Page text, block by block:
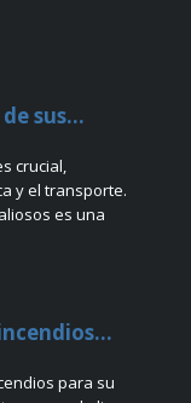
sus...
crucial,
y el transporte.
es una
para su